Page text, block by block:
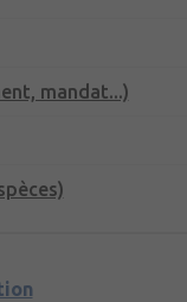
mandat...)